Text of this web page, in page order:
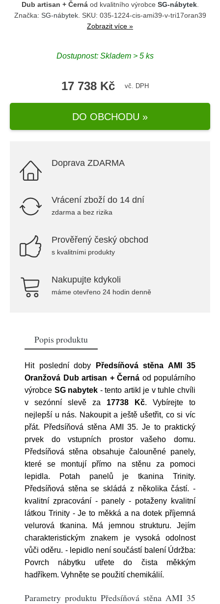
Dub artisan + Černáod kvalitního výrobce SG-nábytek.
Značka: SG-nábytek. SKU: 035-1224-cis-ami39-v-tri17oran39
Zobrazit více »
Dostupnost: Skladem > 5 ks
17 738 Kč vč. DPH
DO OBCHODU »
Doprava ZDARMA
Vrácení zboží do 14 dní
zdarma a bez rizika
Prověřený český obchod
s kvalitními produkty
Nakupujte kdykoli
máme otevřeno 24 hodin denně
Popis produktu
Hit poslední doby
Předsíňová stěna AMI 35
Oranžová Dub artisan + Černá od populárního
výrobce SG nabytek - tento artikl je v tuhle chvíli
v sezónní slevě za 17738 Kč. Vybírejte to
nejlepší u nás. Nakoupit a ještě ušetřit, co si víc
přát. Předsíňová stěna AMI 35. Je to praktický
prvek do vstupních prostor vašeho domu.
Předsíňová stěna obsahuje čalouněné panely,
které se montují přímo na stěnu za pomoci
lepidla. Potah panelů je tkanina Trinity.
Předsíňová stěna se skládá z několika částí. -
kvalitní zpracování - panely - potaženy kvalitní
látkou Trinity - Je to měkká a na dotek příjemná
velurová tkanina. Má jemnou strukturu. Jejím
charakteristickým znakem je vysoká odolnost
vůči oděru. - lepidlo není součástí balení Údržba:
Povrch nábytku utřete do čista měkkým
hadříkem. Vyhněte se použití chemikálií.
Parametry produktu Předsíňová stěna AMI 35